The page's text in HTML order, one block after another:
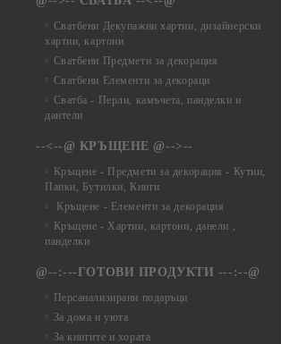
Сватбени Декупажни хартии, дизайнерски
хартии, картони
Сватбени Предмети за декорация
Сватбени Елементи за декораци
Сватба - Перли, камъчета, панделки и
дантели
--<--@ КРЪЩЕНЕ @-->--
Кръщене - Предмети за декорация - Кутии,
Папки, Бутилки, Книги
Кръщене - Елементи за декорация
Кръщене - Хартии, картони, данели ,
панделки
@--:---ГОТОВИ ПРОДУКТИ ---:--@
Персанализирани подаръци
За дома и уюта
За книгите и хората